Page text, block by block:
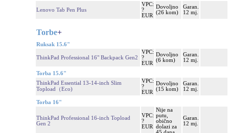
Lenovo Tab Pen Plus
VPC:
?
EUR
Dovoljno
(26 kom)
Garan.
12 mj.
Torbe+
Ruksak 15.6"
ThinkPad Professional 16" Backpack Gen2
VPC:
?
EUR
Dovoljno
(6 kom)
Garan.
12 mj.
Torba 15.6"
ThinkPad Essential 13-14-inch Slim
Topload（Eco)
VPC:
?
EUR
Dovoljno
(15 kom)
Garan.
12 mj.
Torba 16"
ThinkPad Professional 16-inch Topload
Gen 2
VPC:
?
EUR
Nije na
putu,
obično
dolazi za
Garan.
12 mj.